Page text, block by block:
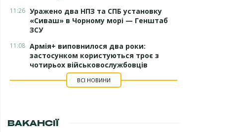
11:26 Уражено два НПЗ та СПБ установку
«Сиваш» в Чорному морі — Генштаб
ЗСУ
11:08 Армія+ виповнилося два роки:
застосунком користуються троє з
чотирьох військовослужбовців
ВСІ НОВИНИ
ВАКАНСІЇ